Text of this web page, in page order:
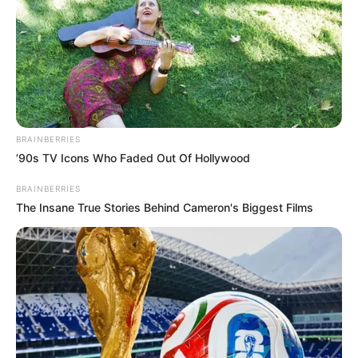
BRAINBERRIES
’90s TV Icons Who Faded Out Of Hollywood
BRAINBERRIES
The Insane True Stories Behind Cameron's Biggest Films